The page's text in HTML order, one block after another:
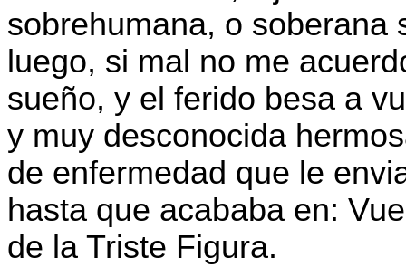
sobrehumana, o soberana
luego, si mal no me
sueño, y el ferido besa a
y muy desconocida
de enfermedad que le
hasta que acababa en:
de la Triste Figura.